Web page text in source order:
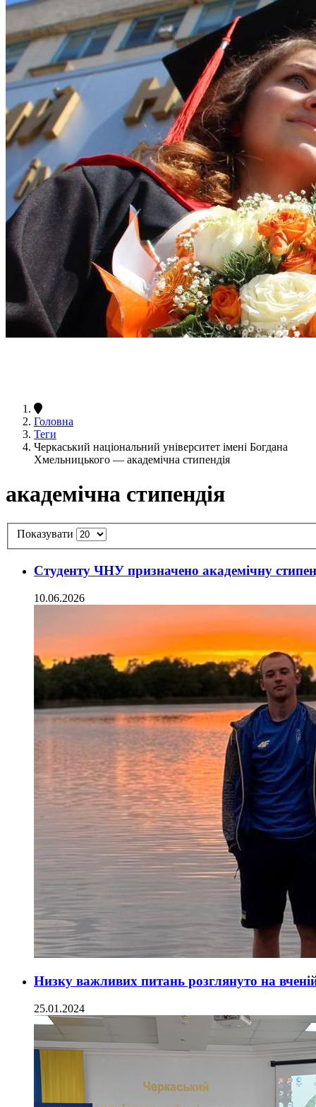
Головна
Теги
Черкаський національний університет імені Богдана
Хмельницького — академічна стипендія
академічна стипендія
Показувати
Студенту ЧНУ призначено академічну
10.06.2026
Низку важливих питань розглянуто на
25.01.2024